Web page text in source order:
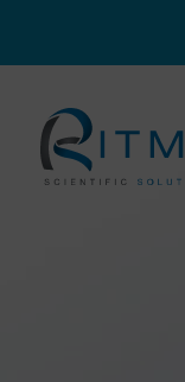
content